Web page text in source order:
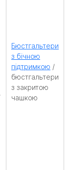
Бюстгальтери
з бічною
підтримкою /
бюстгальтери
з закритою
чашкою